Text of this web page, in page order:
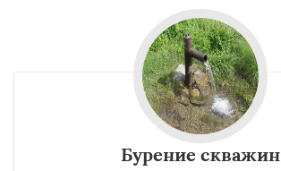
Бурение скважин